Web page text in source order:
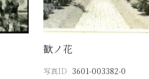
歓ノ花
写真ID 3601-003382-0